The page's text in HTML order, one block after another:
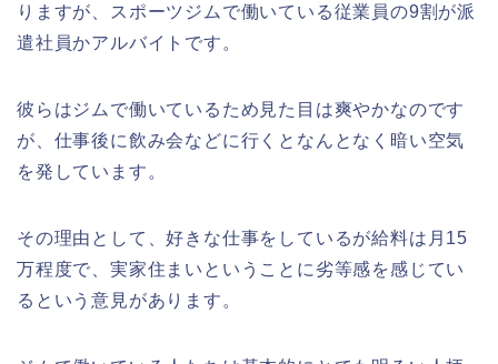
りますが、スポーツジムで働いている従業員の9割が派
遣社員かアルバイトです。
彼らはジムで働いているため見た目は爽やかなのです
が、仕事後に飲み会などに行くとなんとなく暗い空気
を発しています。
その理由として、好きな仕事をしているが給料は月15
万程度で、実家住まいということに劣等感を感じてい
るという意見があります。